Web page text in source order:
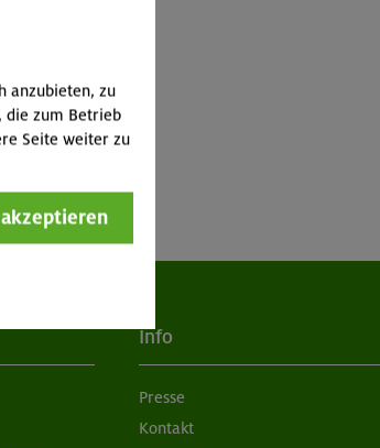
Info
Presse
Kontakt
anzubieten, zu
die zum Betrieb
Seite weiter zu